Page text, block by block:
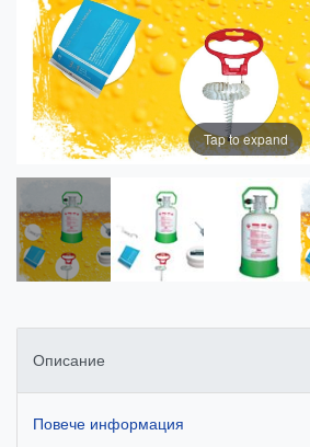
Tap to expand
Описание
Повече информация